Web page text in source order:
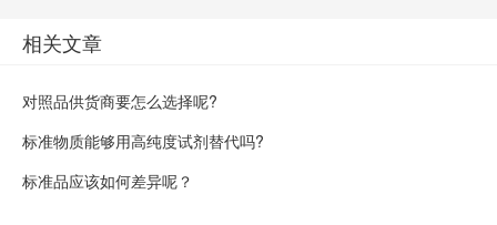
相关文章
对照品供货商要怎么选择呢?
标准物质能够用高纯度试剂替代吗?
标准品应该如何差异呢？